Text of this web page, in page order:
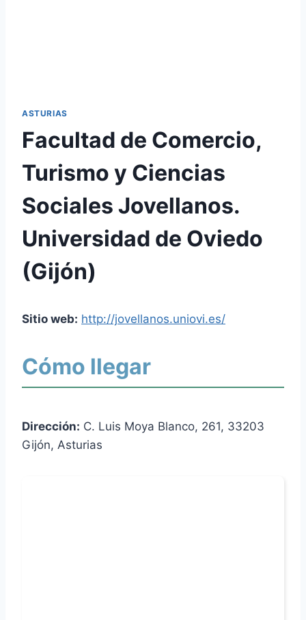
ASTURIAS
Facultad de Comercio,
Turismo y Ciencias
Sociales Jovellanos.
Universidad de Oviedo
(Gijón)
Sitio web: http://jovellanos.uniovi.es/
Cómo llegar
Dirección: C. Luis Moya Blanco, 261, 33203
Gijón, Asturias